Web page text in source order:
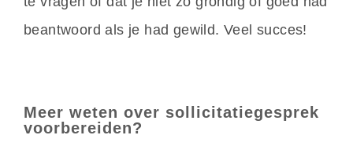
beantwoord als je had gewild. Veel succes!
Meer weten over sollicitatiegesprek
voorbereiden?